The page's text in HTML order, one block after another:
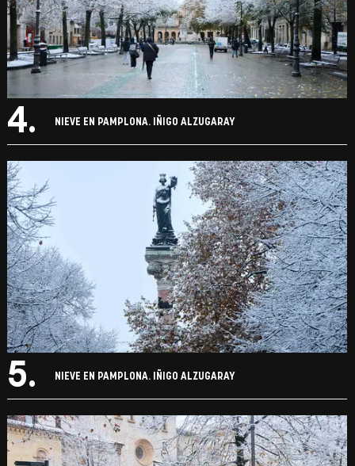
4. NIEVE EN PAMPLONA. IÑIGO ALZUGARAY
5. NIEVE EN PAMPLONA. IÑIGO ALZUGARAY